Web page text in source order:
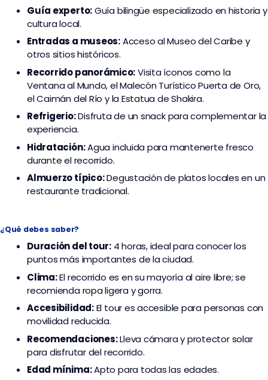
Guía experto:Guía bilingüe especializado en historia y
cultura local.
Entradas a museos:Acceso al Museo del Caribe y
otros sitios históricos.
Recorrido panorámico:Visita íconos como la
Ventana al Mundo, el Malecón Turístico Puerta de Oro,
el Caimán del Río y la Estatua de Shakira.
Refrigerio:Disfruta de un snack para complementar la
experiencia.
Hidratación:Agua incluida para mantenerte fresco
durante el recorrido.
Almuerzo típico:Degustación de platos locales en un
restaurante tradicional.
¿Qué debes saber?
Duración del tour:4 horas, ideal para conocer los
puntos más importantes de la ciudad.
Clima:El recorrido es en su mayoría al aire libre; se
recomienda ropa ligera y gorra.
Accesibilidad:El tour es accesible para personas con
movilidad reducida.
Recomendaciones:Lleva cámara y protector solar
para disfrutar del recorrido.
Edad mínima:Apto para todas las edades.